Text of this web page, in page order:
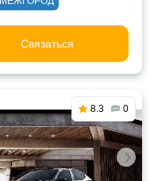
Связаться
8.3 0